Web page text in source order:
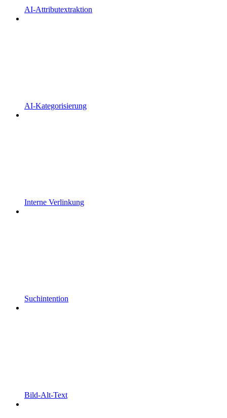
AI-Attributextraktion
AI-Kategorisierung
Interne Verlinkung
Suchintention
Bild-Alt-Text